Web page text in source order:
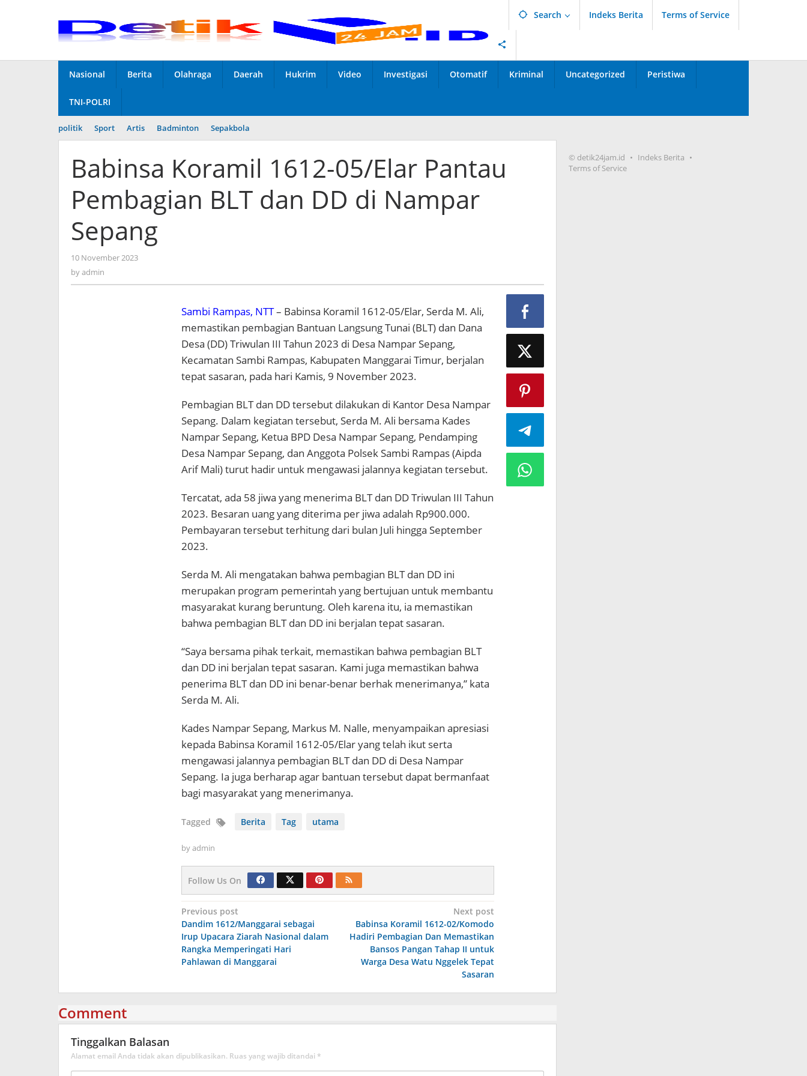
Search Indeks Berita Terms of Service
Nasional Berita Olahraga Daerah Hukrim Video Investigasi Otomatif Kriminal Uncategorized Peristiwa
TNI-POLRI
politik Sport Artis Badminton Sepakbola
Babinsa Koramil 1612-05/Elar Pantau
Pembagian BLT dan DD di Nampar
Sepang
10 November 2023
byadmin
Sambi Rampas, NTT– Babinsa Koramil 1612-05/Elar, Serda M. Ali,
memastikan pembagian Bantuan Langsung Tunai (BLT) dan Dana
Desa (DD) Triwulan III Tahun 2023 di Desa Nampar Sepang,
Kecamatan Sambi Rampas, Kabupaten Manggarai Timur, berjalan
tepat sasaran, pada hari Kamis, 9 November 2023.
Pembagian BLT dan DD tersebut dilakukan di Kantor Desa Nampar
Sepang. Dalam kegiatan tersebut, Serda M. Ali bersama Kades
Nampar Sepang, Ketua BPD Desa Nampar Sepang, Pendamping
Desa Nampar Sepang, dan Anggota Polsek Sambi Rampas (Aipda
Arif Mali) turut hadir untuk mengawasi jalannya kegiatan tersebut.
Tercatat, ada 58 jiwa yang menerima BLT dan DD Triwulan III Tahun
2023. Besaran uang yang diterima per jiwa adalah Rp900.000.
Pembayaran tersebut terhitung dari bulan Juli hingga September
2023.
Serda M. Ali mengatakan bahwa pembagian BLT dan DD ini
merupakan program pemerintah yang bertujuan untuk membantu
masyarakat kurang beruntung. Oleh karena itu, ia memastikan
bahwa pembagian BLT dan DD ini berjalan tepat sasaran.
“Saya bersama pihak terkait, memastikan bahwa pembagian BLT
dan DD ini berjalan tepat sasaran. Kami juga memastikan bahwa
penerima BLT dan DD ini benar-benar berhak menerimanya,” kata
Serda M. Ali.
Kades Nampar Sepang, Markus M. Nalle, menyampaikan apresiasi
kepada Babinsa Koramil 1612-05/Elar yang telah ikut serta
mengawasi jalannya pembagian BLT dan DD di Desa Nampar
Sepang. Ia juga berharap agar bantuan tersebut dapat bermanfaat
bagi masyarakat yang menerimanya.
Tagged Berita Tag utama
byadmin
Follow Us On
Navigasi
pos
Previous post
Dandim 1612/Manggarai sebagai
Irup Upacara Ziarah Nasional dalam
Rangka Memperingati Hari
Pahlawan di Manggarai
Next post
Babinsa Koramil 1612-02/Komodo
Hadiri Pembagian Dan Memastikan
Bansos Pangan Tahap II untuk
Warga Desa Watu Nggelek Tepat
Sasaran
Comment
Tinggalkan Balasan
Alamat email Anda tidak akan dipublikasikan. Ruas yang wajib ditandai *
© detik24jam.id
Indeks Berita
Terms of Service